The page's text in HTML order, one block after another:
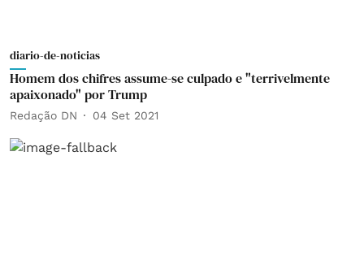
diario-de-noticias
Homem dos chifres assume-se culpado e "terrivelmente
apaixonado" por Trump
Redação DN 04 Set 2021